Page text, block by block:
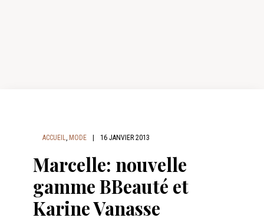
ACCUEIL, MODE 16 JANVIER 2013
Marcelle: nouvelle
gamme BBeauté et
Karine Vanasse